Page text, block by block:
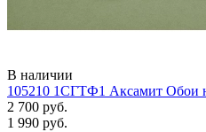
В наличии
105210 1СГТФ1 Аксамит Обои
2 700 руб.
1 990 руб.